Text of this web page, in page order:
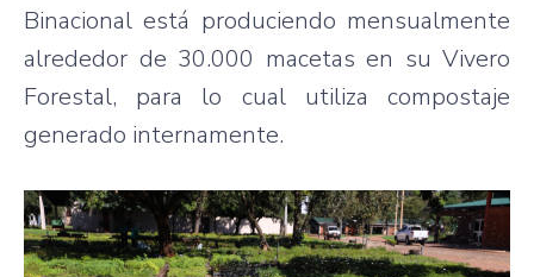
Binacional está produciendo mensualmente
alrededor de 30.000 macetas en su Vivero
Forestal, para lo cual utiliza compostaje
generado internamente.